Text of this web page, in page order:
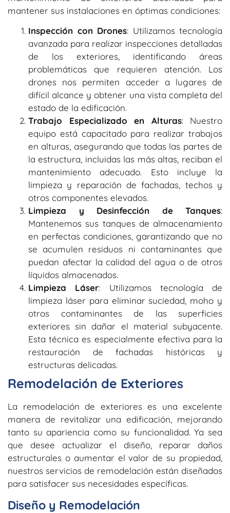
mantener sus instalaciones en óptimas condiciones:
Inspección con Drones: Utilizamos tecnología
avanzada para realizar inspecciones detalladas
de los exteriores, identificando áreas
problemáticas que requieren atención. Los
drones nos permiten acceder a lugares de
difícil alcance y obtener una vista completa del
estado de la edificación.
Trabajo Especializado en Alturas: Nuestro
equipo está capacitado para realizar trabajos
en alturas, asegurando que todas las partes de
la estructura, incluidas las más altas, reciban el
mantenimiento adecuado. Esto incluye la
limpieza y reparación de fachadas, techos y
otros componentes elevados.
Limpieza y Desinfección de Tanques:
Mantenemos sus tanques de almacenamiento
en perfectas condiciones, garantizando que no
se acumulen residuos ni contaminantes que
puedan afectar la calidad del agua o de otros
líquidos almacenados.
Limpieza Láser: Utilizamos tecnología de
limpieza láser para eliminar suciedad, moho y
otros contaminantes de las superficies
exteriores sin dañar el material subyacente.
Esta técnica es especialmente efectiva para la
restauración de fachadas históricas y
estructuras delicadas.
Remodelación de Exteriores
La remodelación de exteriores es una excelente
manera de revitalizar una edificación, mejorando
tanto su apariencia como su funcionalidad. Ya sea
que desee actualizar el diseño, reparar daños
estructurales o aumentar el valor de su propiedad,
nuestros servicios de remodelación están diseñados
para satisfacer sus necesidades específicas.
Diseño y Remodelación